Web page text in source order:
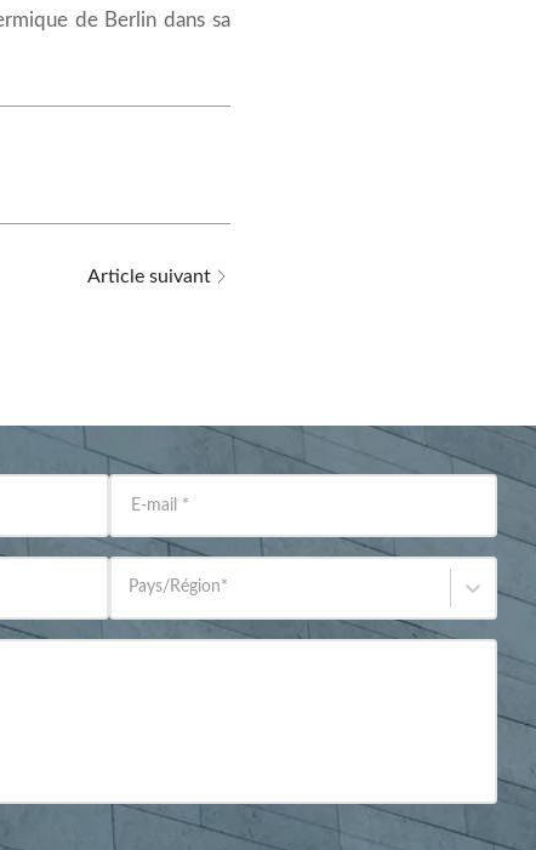
de Berlin dans sa
Article suivant
E-mail *
Pays/Région*